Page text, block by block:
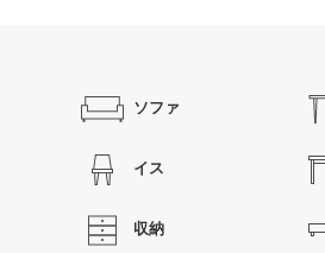
ソファ
イス
収納